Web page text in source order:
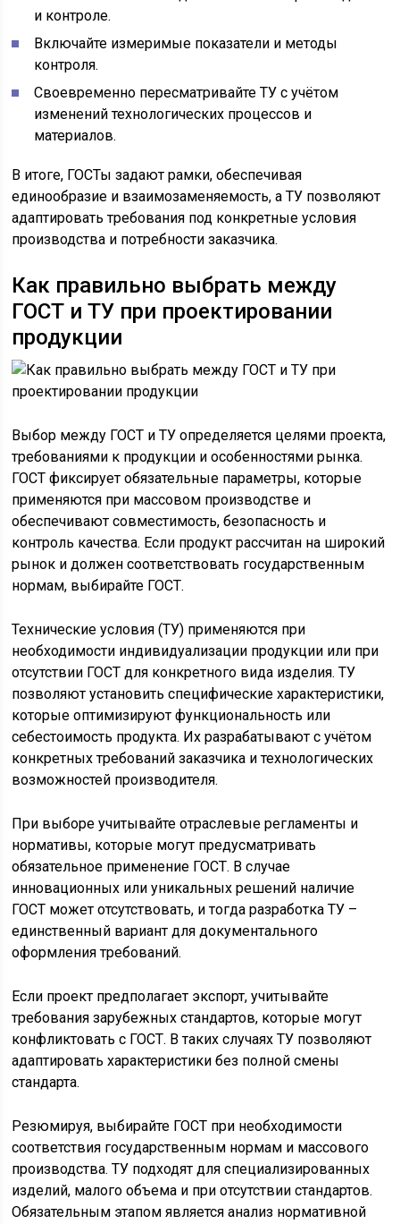
и контроле.
Включайте измеримые показатели и методы
контроля.
Своевременно пересматривайте ТУ с учётом
изменений технологических процессов и
материалов.
В итоге, ГОСТы задают рамки, обеспечивая
единообразие и взаимозаменяемость, а ТУ позволяют
адаптировать требования под конкретные условия
производства и потребности заказчика.
Как правильно выбрать между
ГОСТ и ТУ при проектировании
продукции
Выбор между ГОСТ и ТУ определяется целями проекта,
требованиями к продукции и особенностями рынка.
ГОСТ фиксирует обязательные параметры, которые
применяются при массовом производстве и
обеспечивают совместимость, безопасность и
контроль качества. Если продукт рассчитан на широкий
рынок и должен соответствовать государственным
нормам, выбирайте ГОСТ.
Технические условия (ТУ) применяются при
необходимости индивидуализации продукции или при
отсутствии ГОСТ для конкретного вида изделия. ТУ
позволяют установить специфические характеристики,
которые оптимизируют функциональность или
себестоимость продукта. Их разрабатывают с учётом
конкретных требований заказчика и технологических
возможностей производителя.
При выборе учитывайте отраслевые регламенты и
нормативы, которые могут предусматривать
обязательное применение ГОСТ. В случае
инновационных или уникальных решений наличие
ГОСТ может отсутствовать, и тогда разработка ТУ –
единственный вариант для документального
оформления требований.
Если проект предполагает экспорт, учитывайте
требования зарубежных стандартов, которые могут
конфликтовать с ГОСТ. В таких случаях ТУ позволяют
адаптировать характеристики без полной смены
стандарта.
Резюмируя, выбирайте ГОСТ при необходимости
соответствия государственным нормам и массового
производства. ТУ подходят для специализированных
изделий, малого объема и при отсутствии стандартов.
Обязательным этапом является анализ нормативной